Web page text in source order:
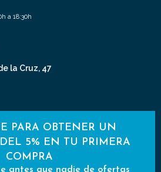
a 18:30h
la Cruz, 47
PARA OBTENER UN
5% EN TU PRIMERA
COMPRA
antes que nadie de ofertas